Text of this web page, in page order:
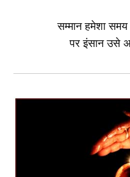
सम्मान हमेशा समय
पर इंसान उसे